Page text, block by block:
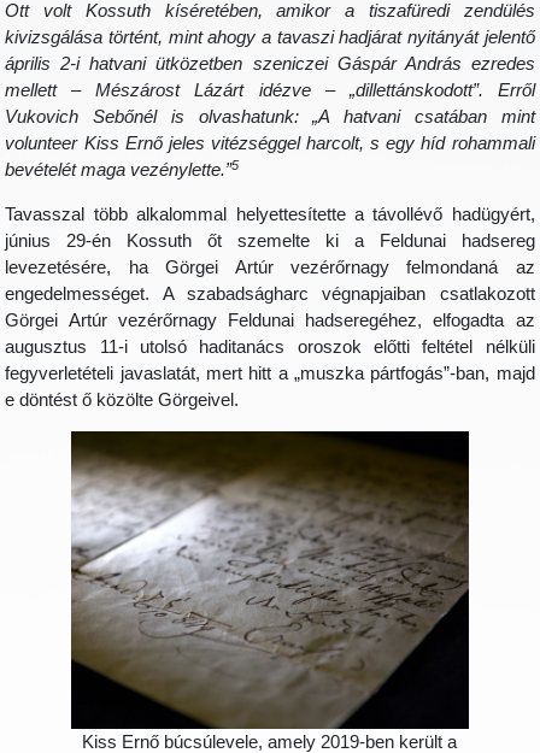
Ott volt Kossuth kíséretében, amikor a tiszafüredi zendülés
kivizsgálása történt, mint ahogy a tavaszi hadjárat nyitányát jelentő
április 2-i hatvani ütközetben szeniczei Gáspár András ezredes
mellett – Mészárost Lázárt idézve – „dillettánskodott”. Erről
Vukovich Sebőnél is olvashatunk: „A hatvani csatában mint
volunteer Kiss Ernő jeles vitézséggel harcolt, s egy híd rohammali
bevételét maga vezénylette.”5
Tavasszal több alkalommal helyettesítette a távollévő hadügyért,
június 29-én Kossuth őt szemelte ki a Feldunai hadsereg
levezetésére, ha Görgei Artúr vezérőrnagy felmondaná az
engedelmességet. A szabadságharc végnapjaiban csatlakozott
Görgei Artúr vezérőrnagy Feldunai hadseregéhez, elfogadta az
augusztus 11-i utolsó haditanács oroszok előtti feltétel nélküli
fegyverletételi javaslatát, mert hitt a „muszka pártfogás”-ban, majd
e döntést ő közölte Görgeivel.
Kiss Ernő búcsúlevele, amely 2019-ben került a